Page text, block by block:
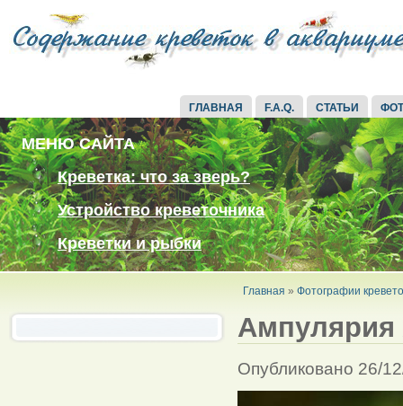
ГЛАВНАЯ F.A.Q. СТАТЬИ
МЕНЮ САЙТА
Креветка: что за зверь?
Устройство креветочника
Креветки и рыбки
Главная » Фотографии
Ампулярия
Опубликовано 26/